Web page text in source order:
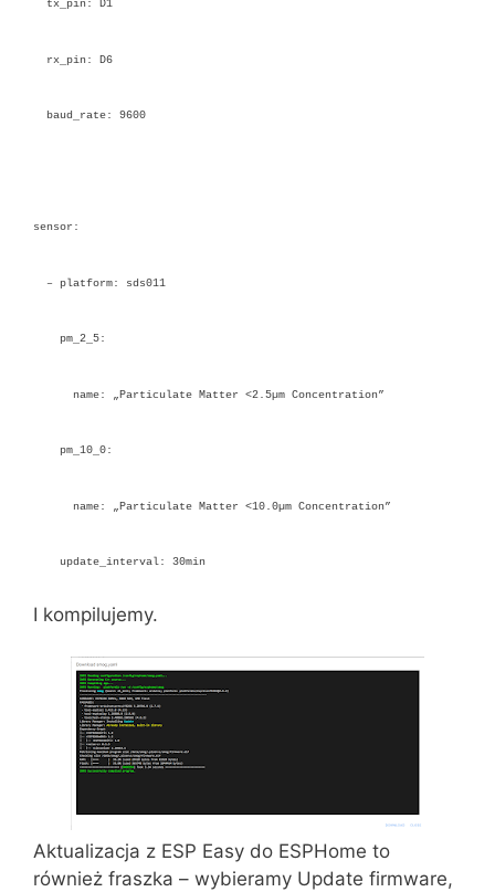
tx_pin: D1
rx_pin: D6
baud_rate: 9600
sensor:
– platform: sds011
pm_2_5:
name: „Particulate Matter <2.5µm Concentration”
pm_10_0:
name: „Particulate Matter <10.0µm Concentration”
update_interval: 30min
I kompilujemy.
Aktualizacja z ESP Easy do ESPHome to
również fraszka – wybieramy Update firmware,